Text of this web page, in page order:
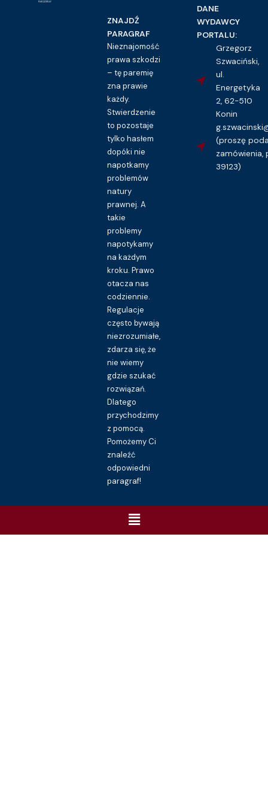
16.00
Kupuję dostęp do wzoru pisma
ZNAJDŹ
PARAGRAF
Nieznajomość
prawa szkodzi
– tę paremię
zna prawie
każdy.
Stwierdzenie
to pozostaje
tylko hasłem
dopóki nie
napotkamy
problemów
natury
prawnej. A
takie
problemy
napotykamy
na każdym
kroku. Prawo
otacza nas
codziennie.
Regulacje
często bywają
niezrozumiałe,
zdarza się, że
nie wiemy
gdzie szukać
rozwiązań.
Dlatego
przychodzimy
z pomocą.
Pomożemy Ci
znaleźć
odpowiedni
paragraf!
DANE
WYDAWCY
PORTALU:
Grzegorz
Szwaciński,
ul.
Energetyka
2, 62-510
Konin
(proszę
zamówienia,
39123)
Menu